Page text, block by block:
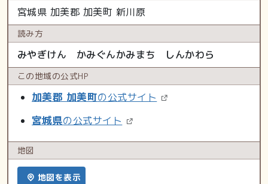
宮城県 加美郡 加美町 新川原
読み方
みやぎけん かみぐんかみまち しんかわら
この地域の公式HP
加美郡 加美町の公式サイト
宮城県の公式サイト
地図
地図を表示